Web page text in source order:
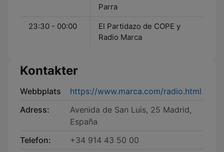
Parra
23:30 - 00:00
El Partidazo de COPE y
Radio Marca
Kontakter
Webbplats
https://www.marca.com/radio.html
Adress:
Avenida de San Luis, 25 Madrid,
España
Telefon:
+34 914 43 50 00